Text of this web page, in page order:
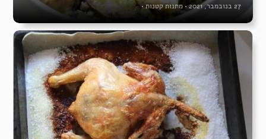
27 בנובמבר, 2021 • מתנות קטנות •